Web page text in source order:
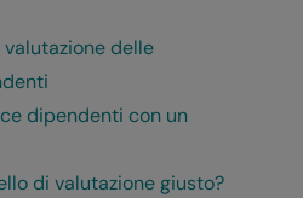
delle
dipendenti con un
di valutazione giusto?